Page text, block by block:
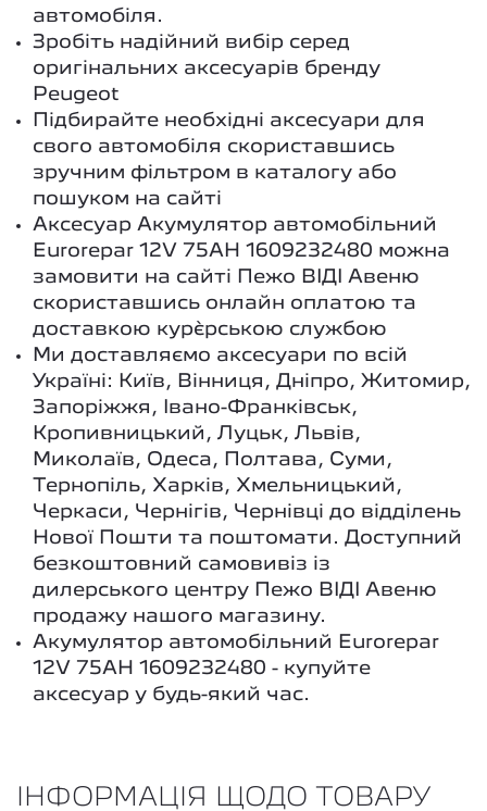
автомобіля.
Зробіть надійний вибір серед
оригінальних аксесуарів бренду
Peugeot
Підбирайте необхідні аксесуари для
свого автомобіля скориставшись
зручним фільтром в каталогу або
пошуком на сайті
Аксесуар Акумулятор автомобільний
Eurorepar 12V 75AH 1609232480 можна
замовити на сайті Пежо ВІДІ Авеню
скориставшись онлайн оплатою та
доставкою кур`єрською службою
Ми доставляємо аксесуари по всій
Україні: Київ, Вінниця, Дніпро, Житомир,
Запоріжжя, Івано-Франківськ,
Кропивницький, Луцьк, Львів,
Миколаїв, Одеса, Полтава, Суми,
Тернопіль, Харків, Хмельницький,
Черкаси, Чернігів, Чернівці до відділень
Нової Пошти та поштомати. Доступний
безкоштовний самовивіз із
дилерського центру Пежо ВІДІ Авеню
продажу нашого магазину.
Акумулятор автомобільний Eurorepar
12V 75AH 1609232480 - купуйте
аксесуар у будь-який час.
ІНФОРМАЦІЯ ЩОДО ТОВАРУ